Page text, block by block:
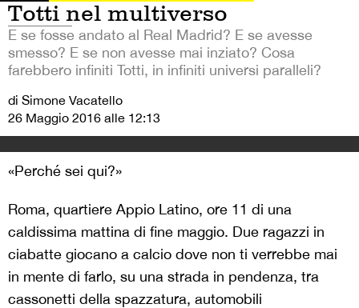
Totti nel multiverso
E se fosse andato al Real Madrid? E se avesse
smesso? E se non avesse mai inziato? Cosa
farebbero infiniti Totti, in infiniti universi paralleli?
di Simone Vacatello
26 Maggio 2016 alle 12:13
«Perché sei qui?»
Roma, quartiere Appio Latino, ore 11 di una
caldissima mattina di fine maggio. Due ragazzi in
ciabatte giocano a calcio dove non ti verrebbe mai
in mente di farlo, su una strada in pendenza, tra
cassonetti della spazzatura, automobili